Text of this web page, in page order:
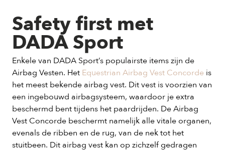
Safety first met
DADA Sport
Enkele van DADA Sport’s populairste items zijn de
Airbag Vesten. Het Equestrian Airbag Vest Concorde is
het meest bekende airbag vest. Dit vest is voorzien van
een ingebouwd airbagsysteem, waardoor je extra
beschermd bent tijdens het paardrijden. De Airbag
Vest Concorde beschermt namelijk alle vitale organen,
evenals de ribben en de rug, van de nek tot het
stuitbeen. Dit airbag vest kan op zichzelf gedragen